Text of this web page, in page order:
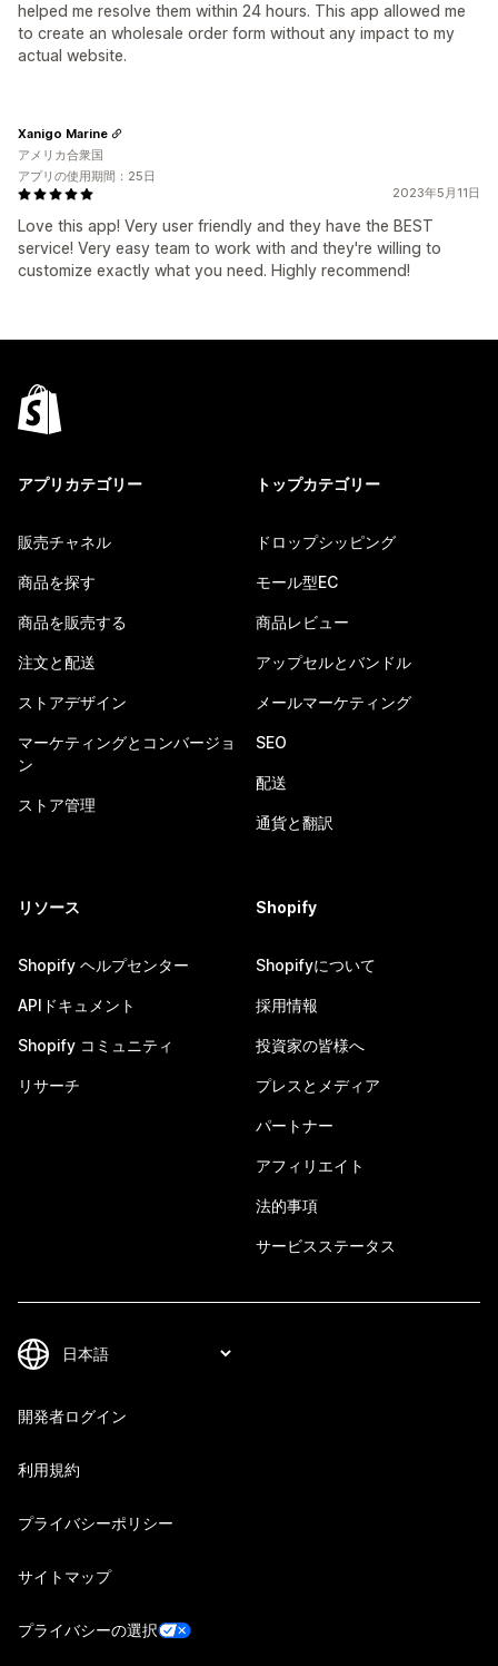
helped me resolve them within 24 hours. This app allowed me
to create an wholesale order form without any impact to my
actual website.
2023年5月11日
Love this app! Very user friendly and they have the BEST
service! Very easy team to work with and they're willing to
customize exactly what you need. Highly recommend!
Xanigo Marine
アメリカ合衆国
アプリの使用期間：25日
アプリカテゴリー
販売チャネル
商品を探す
商品を販売する
注文と配送
ストアデザイン
マーケティングとコンバージョ
ン
ストア管理
トップカテゴリー
ドロップシッピング
モール型EC
商品レビュー
アップセルとバンドル
メールマーケティング
SEO
配送
通貨と翻訳
リソース
Shopify ヘルプセンター
APIドキュメント
Shopify コミュニティ
リサーチ
Shopify
Shopifyについて
採用情報
投資家の皆様へ
プレスとメディア
パートナー
アフィリエイト
法的事項
サービスステータス
開発者ログイン
利用規約
プライバシーポリシー
サイトマップ
プライバシーの選択